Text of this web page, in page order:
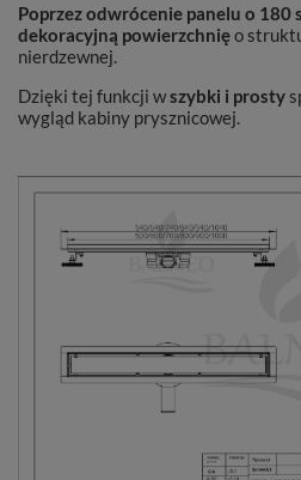
Poprzez odwrócenie panelu o 180
dekoracyjną powierzchnięo
nierdzewnej.
Dzięki tej funkcji wszybki i prosty
wygląd kabiny prysznicowej.